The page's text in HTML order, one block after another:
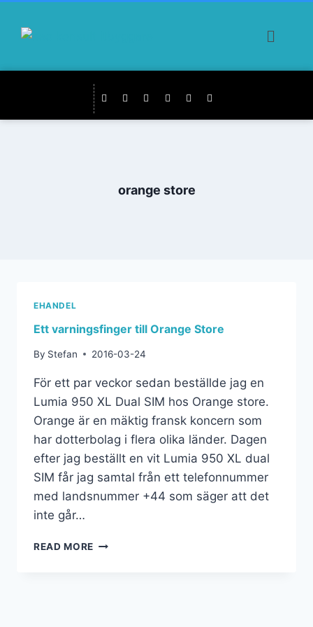
orange store
EHANDEL
Ett varningsfinger till Orange Store
By Stefan 2016-03-24
För ett par veckor sedan beställde jag en
Lumia 950 XL Dual SIM hos Orange store.
Orange är en mäktig fransk koncern som
har dotterbolag i flera olika länder. Dagen
efter jag beställt en vit Lumia 950 XL dual
SIM får jag samtal från ett telefonnummer
med landsnummer +44 som säger att det
inte går…
READ MORE